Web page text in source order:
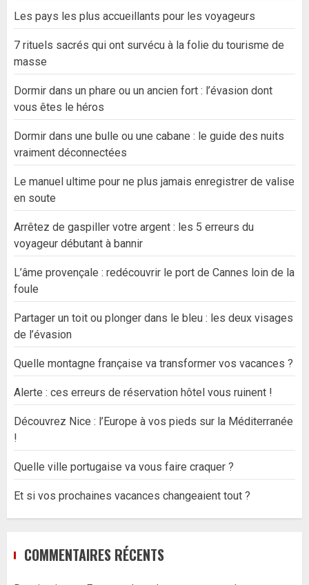
Les pays les plus accueillants pour les voyageurs
7 rituels sacrés qui ont survécu à la folie du tourisme de
masse
Dormir dans un phare ou un ancien fort : l’évasion dont
vous êtes le héros
Dormir dans une bulle ou une cabane : le guide des nuits
vraiment déconnectées
Le manuel ultime pour ne plus jamais enregistrer de valise
en soute
Arrêtez de gaspiller votre argent : les 5 erreurs du
voyageur débutant à bannir
L’âme provençale : redécouvrir le port de Cannes loin de la
foule
Partager un toit ou plonger dans le bleu : les deux visages
de l’évasion
Quelle montagne française va transformer vos vacances ?
Alerte : ces erreurs de réservation hôtel vous ruinent !
Découvrez Nice : l’Europe à vos pieds sur la Méditerranée
!
Quelle ville portugaise va vous faire craquer ?
Et si vos prochaines vacances changeaient tout ?
COMMENTAIRES RÉCENTS